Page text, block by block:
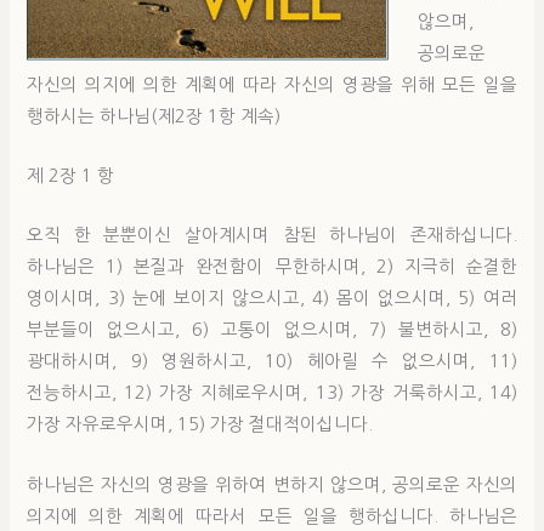
않으며,
공의로운
자신의 의지에 의한 계획에 따라 자신의 영광을 위해 모든 일을
행하시는 하나님(제2장 1항 계속)
제 2장 1 항
오직 한 분뿐이신 살아계시며 참된 하나님이 존재하십니다.
하나님은 1) 본질과 완전함이 무한하시며, 2) 지극히 순결한
영이시며, 3) 눈에 보이지 않으시고, 4) 몸이 없으시며, 5) 여러
부분들이 없으시고, 6) 고통이 없으시며, 7) 불변하시고, 8)
광대하시며, 9) 영원하시고, 10) 헤아릴 수 없으시며, 11)
전능하시고, 12) 가장 지혜로우시며, 13) 가장 거룩하시고, 14)
가장 자유로우시며, 15) 가장 절대적이십니다.
하나님은 자신의 영광을 위하여 변하지 않으며, 공의로운 자신의
의지에 의한 계획에 따라서 모든 일을 행하십니다. 하나님은